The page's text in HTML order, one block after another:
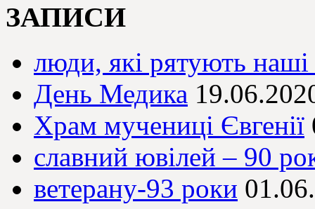
ЗАПИСИ
люди, які рятують
День Медика
Храм мучениці Євгенії
славний ювілей – 90
ветерану-93 роки